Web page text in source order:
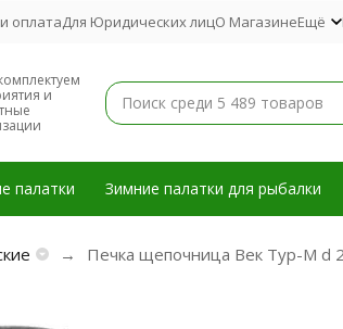
оплатаДля Юридических лицО МагазинеЕщё
и
палатки Зимние палатки для рыбалки
Печка щепочница Век Тур-М d